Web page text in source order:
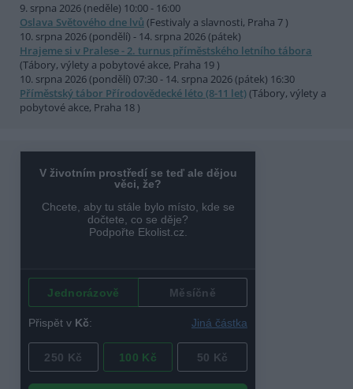
9. srpna 2026 (neděle) 10:00 - 16:00
Oslava Světového dne lvů (Festivaly a slavnosti, Praha 7 )
10. srpna 2026 (pondělí) - 14. srpna 2026 (pátek)
Hrajeme si v Pralese - 2. turnus příměstského letního tábora
(Tábory, výlety a pobytové akce, Praha 19 )
10. srpna 2026 (pondělí) 07:30 - 14. srpna 2026 (pátek) 16:30
Příměstský tábor Přírodovědecké léto (8-11 let)(Tábory, výlety a
pobytové akce, Praha 18 )